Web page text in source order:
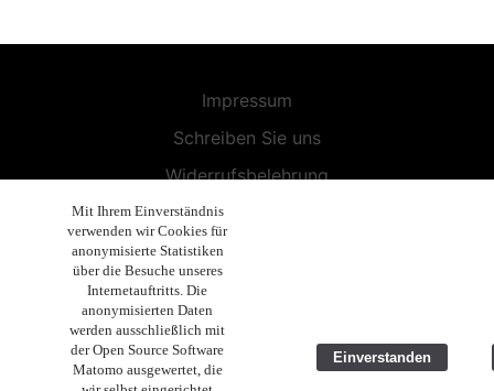
Impressum
Schreiben Sie uns
Widerrufsbelehrung
Allgemeine Geschäftsbedingungen
Endbenutzer-Lizenzvereinbarung
Datenschutzerklärung
Geschäftsethik
Copyright 2019 - 2026 Volla Systeme GmbH
Mit Ihrem Einverständnis
verwenden wir Cookies für
anonymisierte Statistiken
über die Besuche unseres
Internetauftritts. Die
anonymisierten Daten
werden ausschließlich mit
der Open Source Software
Matomo ausgewertet, die
Einverstanden